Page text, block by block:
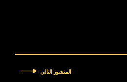
المنشور التالي